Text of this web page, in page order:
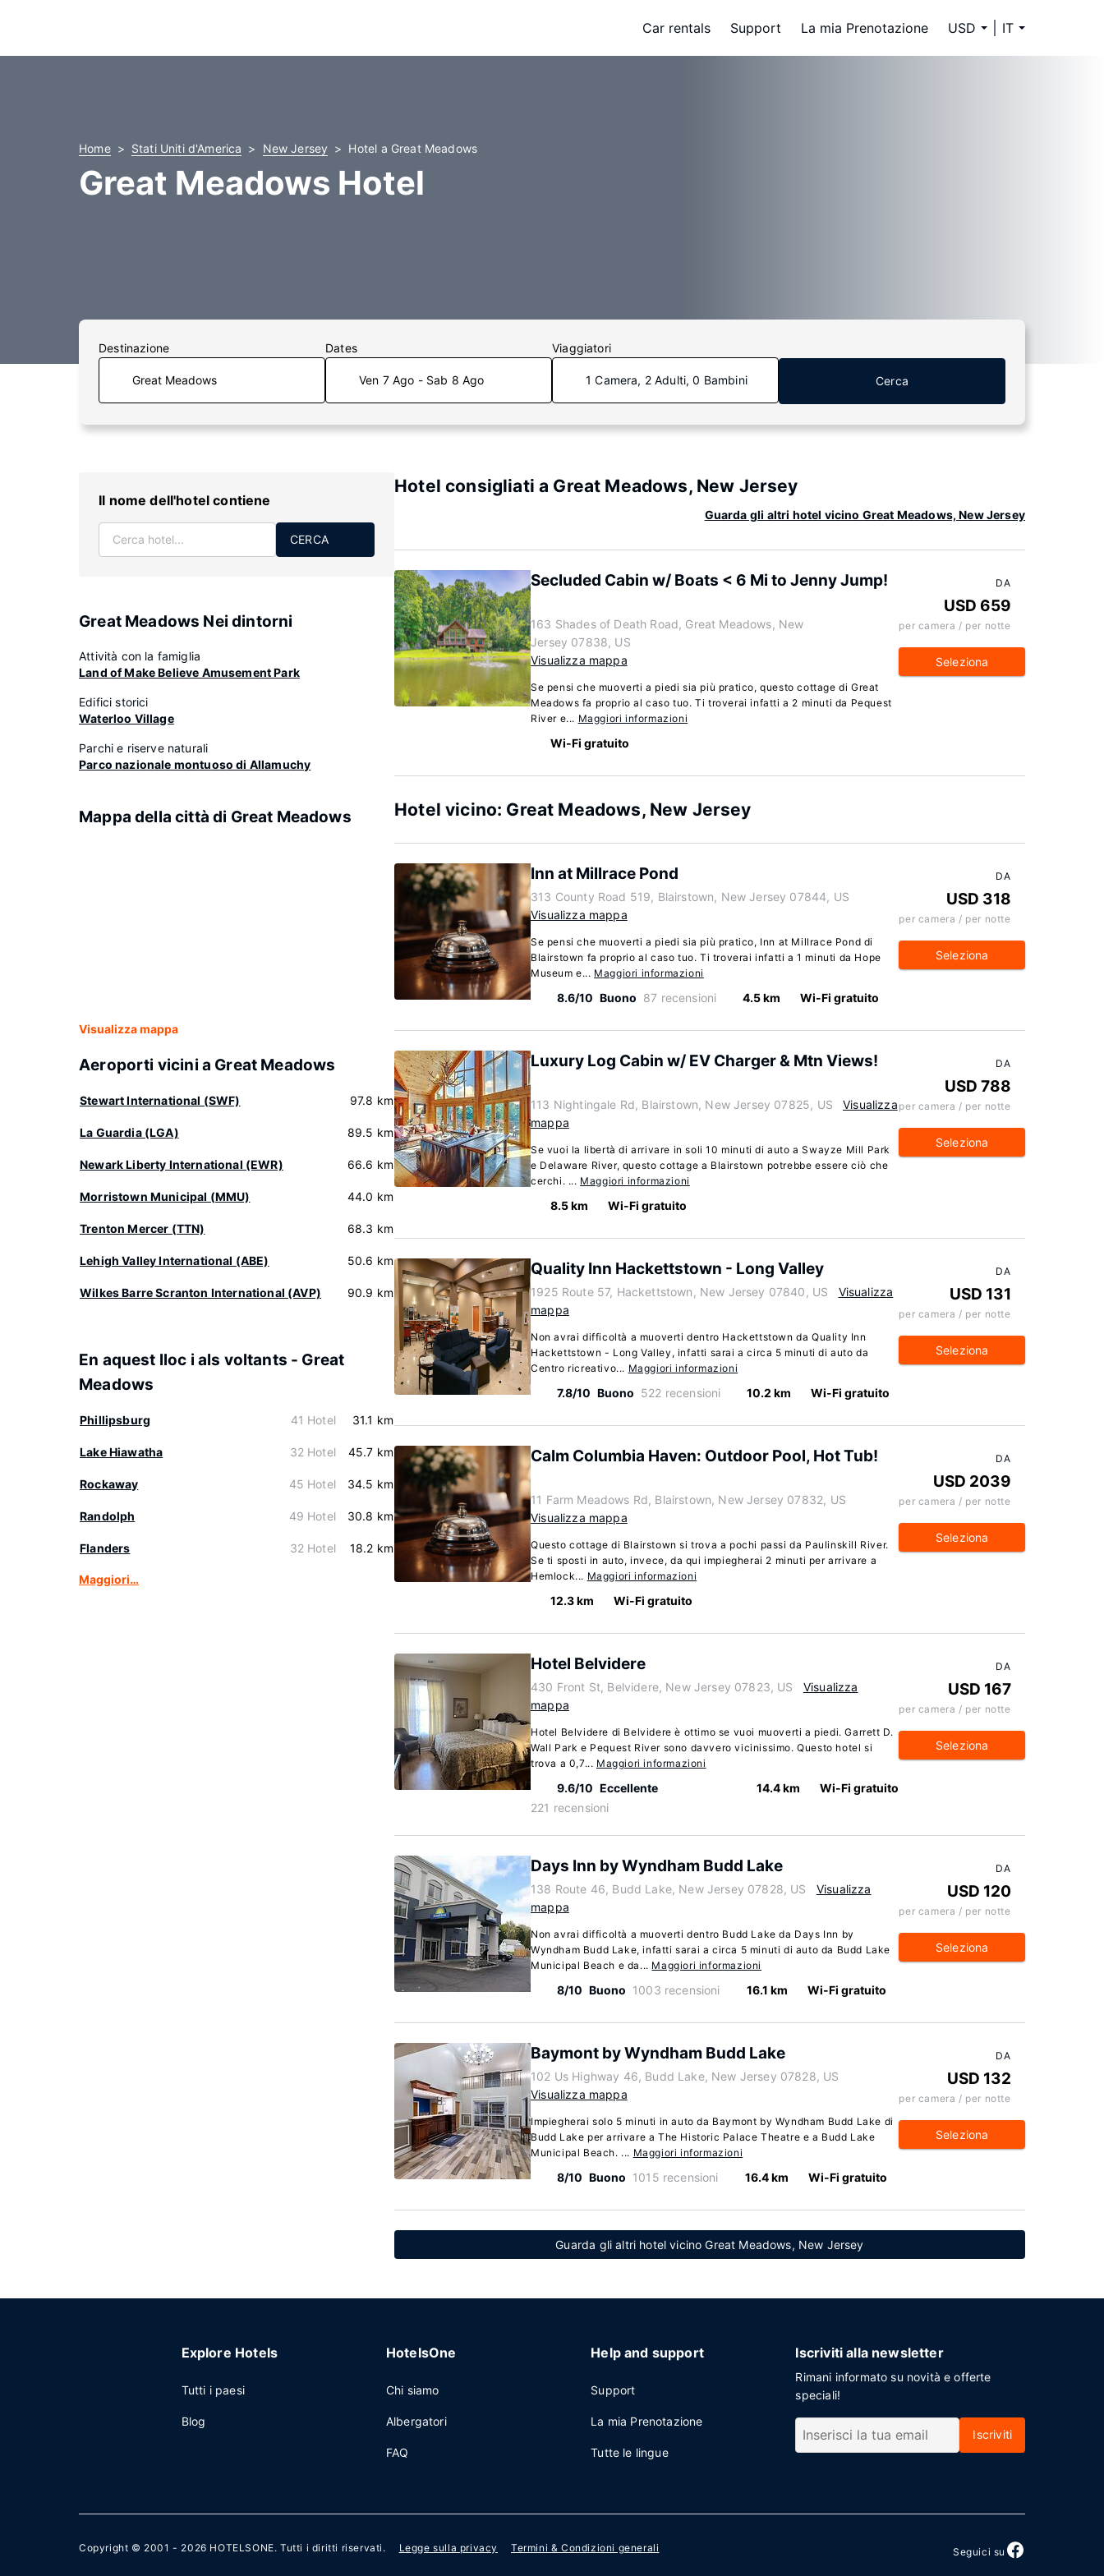
Car rentals Support La mia Prenotazione USD IT
Home Stati Uniti d'America New Jersey Hotel a Great Meadows
Great Meadows Hotel
Destinazione Dates
Ven 7 Ago - Sab 8 Ago
Viaggiatori
1 Camera, 2 Adulti, 0 Bambini Cerca
Il nome dell'hotel contiene
CERCA
Great Meadows Nei dintorni
Attività con la famiglia
Land of Make Believe Amusement Park
Edifici storici
Waterloo Village
Parchi e riserve naturali
Parco nazionale montuoso di Allamuchy
Mappa della città di Great Meadows
Visualizza mappa
Aeroporti vicini a Great Meadows
Stewart International (SWF) 97.8 km
La Guardia (LGA) 89.5 km
Newark Liberty International (EWR) 66.6 km
Morristown Municipal (MMU) 44.0 km
Trenton Mercer (TTN) 68.3 km
Lehigh Valley International (ABE) 50.6 km
Wilkes Barre Scranton International (AVP) 90.9 km
En aquest lloc i als voltants - Great
Meadows
Phillipsburg 41 Hotel 31.1 km
Lake Hiawatha 32 Hotel 45.7 km
Rockaway 45 Hotel 34.5 km
Randolph 49 Hotel 30.8 km
Flanders 32 Hotel 18.2 km
Maggiori…
Hotel consigliati a Great Meadows, New Jersey
Guarda gli altri hotel vicino Great Meadows, New Jersey
Secluded Cabin w/ Boats < 6 Mi to Jenny Jump!
163 Shades of Death Road, Great Meadows, New
Jersey 07838, US
Visualizza mappa
Se pensi che muoverti a piedi sia più pratico, questo cottage di Great
Meadows fa proprio al caso tuo. Ti troverai infatti a 2 minuti da Pequest
River e... Maggiori informazioni
Wi-Fi gratuito
DA
USD 659
per camera / per notte
Seleziona
Hotel vicino: Great Meadows, New Jersey
Inn at Millrace Pond
313 County Road 519, Blairstown, New Jersey 07844, US
Visualizza mappa
Se pensi che muoverti a piedi sia più pratico, Inn at Millrace Pond di
Blairstown fa proprio al caso tuo. Ti troverai infatti a 1 minuti da Hope
Museum e... Maggiori informazioni
8.6/10 Buono 87 recensioni 4.5 km Wi-Fi gratuito
DA
USD 318
per camera / per notte
Seleziona
Luxury Log Cabin w/ EV Charger & Mtn Views!
113 Nightingale Rd, Blairstown, New Jersey 07825, US
Visualizza
mappa
Se vuoi la libertà di arrivare in soli 10 minuti di auto a Swayze Mill Park
e Delaware River, questo cottage a Blairstown potrebbe essere ciò che
cerchi. ... Maggiori informazioni
8.5 km Wi-Fi gratuito
DA
USD 788
per camera / per notte
Seleziona
Quality Inn Hackettstown - Long Valley
1925 Route 57, Hackettstown, New Jersey 07840, US
Visualizza
mappa
Non avrai difficoltà a muoverti dentro Hackettstown da Quality Inn
Hackettstown - Long Valley, infatti sarai a circa 5 minuti di auto da
Centro ricreativo... Maggiori informazioni
7.8/10 Buono 522 recensioni 10.2 km Wi-Fi gratuito
DA
USD 131
per camera / per notte
Seleziona
Calm Columbia Haven: Outdoor Pool, Hot Tub!
11 Farm Meadows Rd, Blairstown, New Jersey 07832, US
Visualizza mappa
Questo cottage di Blairstown si trova a pochi passi da Paulinskill River.
Se ti sposti in auto, invece, da qui impiegherai 2 minuti per arrivare a
Hemlock... Maggiori informazioni
12.3 km Wi-Fi gratuito
DA
USD 2039
per camera / per notte
Seleziona
Hotel Belvidere
430 Front St, Belvidere, New Jersey 07823, US
Visualizza
mappa
Hotel Belvidere di Belvidere è ottimo se vuoi muoverti a piedi. Garrett D.
Wall Park e Pequest River sono davvero vicinissimo. Questo hotel si
trova a 0,7... Maggiori informazioni
9.6/10 Eccellente
221 recensioni
14.4 km Wi-Fi gratuito
DA
USD 167
per camera / per notte
Seleziona
Days Inn by Wyndham Budd Lake
138 Route 46, Budd Lake, New Jersey 07828, US
Visualizza
mappa
Non avrai difficoltà a muoverti dentro Budd Lake da Days Inn by
Wyndham Budd Lake, infatti sarai a circa 5 minuti di auto da Budd Lake
Municipal Beach e da... Maggiori informazioni
8/10 Buono 1003 recensioni 16.1 km Wi-Fi gratuito
DA
USD 120
per camera / per notte
Seleziona
Baymont by Wyndham Budd Lake
102 Us Highway 46, Budd Lake, New Jersey 07828, US
Visualizza mappa
Impiegherai solo 5 minuti in auto da Baymont by Wyndham Budd Lake di
Budd Lake per arrivare a The Historic Palace Theatre e a Budd Lake
Municipal Beach. ... Maggiori informazioni
8/10 Buono 1015 recensioni 16.4 km Wi-Fi gratuito
DA
USD 132
per camera / per notte
Seleziona
Guarda gli altri hotel vicino Great Meadows, New Jersey
Explore Hotels
Tutti i paesi
Blog
HotelsOne
Chi siamo
Albergatori
FAQ
Help and support
Support
La mia Prenotazione
Tutte le lingue
Iscriviti alla newsletter
Rimani informato su novità e offerte
speciali!
Iscriviti
Copyright © 2001 - 2026 HOTELSONE. Tutti i diritti riservati. Legge sulla privacy Termini & Condizioni generali Seguici su